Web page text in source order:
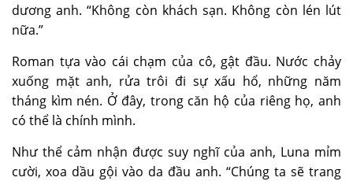
dương anh. “Không còn khách sạn. Không còn lén lút
nữa.”
Roman tựa vào cái chạm của cô, gật đầu. Nước chảy
xuống mặt anh, rửa trôi đi sự xấu hổ, những năm
tháng kìm nén. Ở đây, trong căn hộ của riêng họ, anh
có thể là chính mình.
Như thể cảm nhận được suy nghĩ của anh, Luna mỉm
cười, xoa dầu gội vào da đầu anh. “Chúng ta sẽ trang